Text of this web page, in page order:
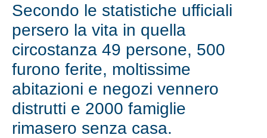
Secondo le statistiche ufficiali
persero la vita in quella
circostanza 49 persone, 500
furono ferite, moltissime
abitazioni e negozi vennero
distrutti e 2000 famiglie
rimasero senza casa.